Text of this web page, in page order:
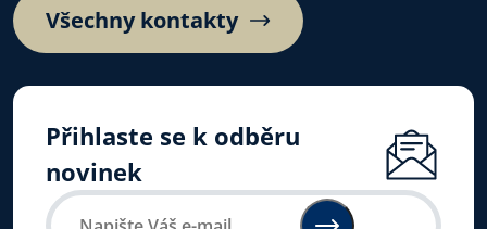
Všechny kontakty
Přihlaste se k odběru
novinek